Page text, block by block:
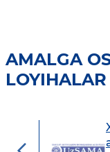
AMALGA
LOYIHALAR